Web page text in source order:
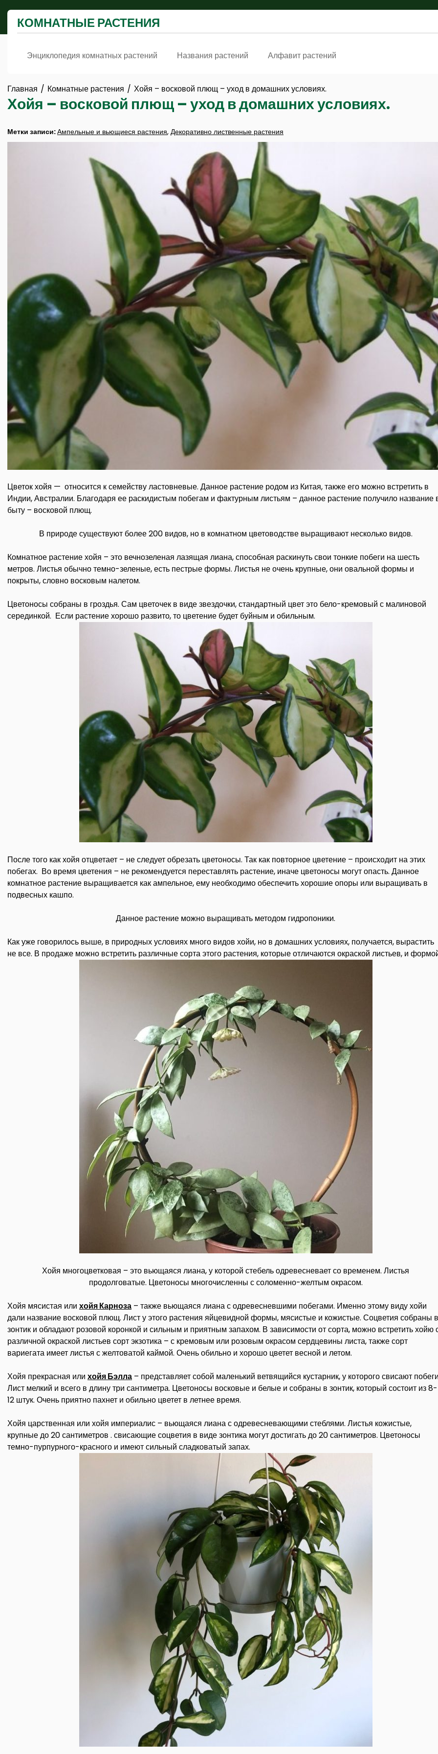
содержимому
КОМНАТНЫЕ РАСТЕНИЯ
Энциклопедия комнатных растений Названия растений Алфавит растений
Главная Комнатные растения Хойя – восковой плющ – уход в домашних условиях.
Хойя – восковой плющ – уход в домашних условиях.
Метки записи:Ампельные и вьющиеся растения, Декоративно лиственные растения
Цветок хойя — относится к семейству ластовневые. Данное растение родом из Китая, также его можно встретить в
Индии, Австралии. Благодаря ее раскидистым побегам и фактурным листьям – данное растение получило название
быту – восковой плющ.
В природе существуют более 200 видов, но в комнатном цветоводстве выращивают несколько видов.
Комнатное растение хойя – это вечнозеленая лазящая лиана, способная раскинуть свои тонкие побеги на шесть
метров. Листья обычно темно-зеленые, есть пестрые формы. Листья не очень крупные, они овальной формы и
покрыты, словно восковым налетом.
Цветоносы собраны в гроздья. Сам цветочек в виде звездочки, стандартный цвет это бело-кремовый с малиновой
серединкой. Если растение хорошо развито, то цветение будет буйным и обильным.
После того как хойя отцветает – не следует обрезать цветоносы. Так как повторное цветение – происходит на этих
побегах. Во время цветения – не рекомендуется переставлять растение, иначе цветоносы могут опасть. Данное
комнатное растение выращивается как ампельное, ему необходимо обеспечить хорошие опоры или выращивать в
подвесных кашпо.
Данное растение можно выращивать методом гидропоники.
Как уже говорилось выше, в природных условиях много видов хойи, но в домашних условиях, получается, вырастить
не все. В продаже можно встретить различные сорта этого растения, которые отличаются окраской листьев, и
Хойя многоцветковая – это вьющаяся лиана, у которой стебель одревесневает со временем. Листья
продолговатые. Цветоносы многочисленны с соломенно-желтым окрасом.
Хойя мясистая или хойя Карноза – также вьющаяся лиана с одревесневшими побегами. Именно этому виду хойи
дали название восковой плющ. Лист у этого растения яйцевидной формы, мясистые и кожистые. Соцветия собраны в
зонтик и обладают розовой коронкой и сильным и приятным запахом. В зависимости от сорта, можно встретить хойю
различной окраской листьев сорт экзотика – с кремовым или розовым окрасом сердцевины листа, также сорт
вариегата имеет листья с желтоватой каймой. Очень обильно и хорошо цветет весной и летом.
Хойя прекрасная или хойя Бэлла – представляет собой маленький ветвящийся кустарник, у которого свисают
Лист мелкий и всего в длину три сантиметра. Цветоносы восковые и белые и собраны в зонтик, который состоит из 8-
12 штук. Очень приятно пахнет и обильно цветет в летнее время.
Хойя царственная или хойя империалис – вьющаяся лиана с одревесневающими стеблями. Листья кожистые,
крупные до 20 сантиметров . свисающие соцветия в виде зонтика могут достигать до 20 сантиметров. Цветоносы
темно-пурпурного-красного и имеют сильный сладковатый запах.